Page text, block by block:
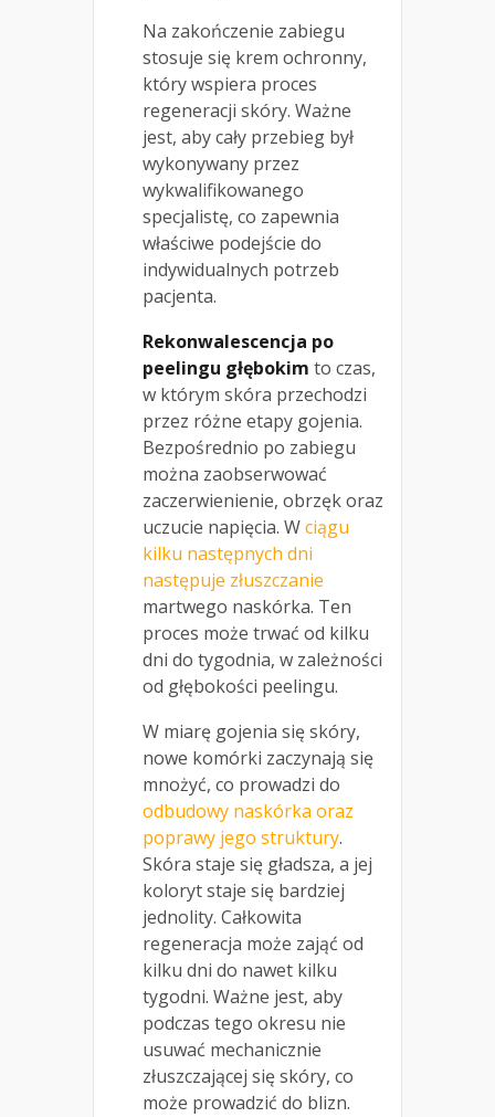
Na zakończenie zabiegu
stosuje się krem ochronny,
który wspiera proces
regeneracji skóry. Ważne
jest, aby cały przebieg był
wykonywany przez
wykwalifikowanego
specjalistę, co zapewnia
właściwe podejście do
indywidualnych potrzeb
pacjenta.
Rekonwalescencja po
peelingu głębokim to czas,
w którym skóra przechodzi
przez różne etapy gojenia.
Bezpośrednio po zabiegu
można zaobserwować
zaczerwienienie, obrzęk oraz
uczucie napięcia. Wciągu
kilku następnych dni
następuje złuszczanie
martwego naskórka. Ten
proces może trwać od kilku
dni do tygodnia, w zależności
od głębokości peelingu.
W miarę gojenia się skóry,
nowe komórki zaczynają się
mnożyć, co prowadzi do
odbudowy naskórka oraz
poprawy jego struktury.
Skóra staje się gładsza, a jej
koloryt staje się bardziej
jednolity. Całkowita
regeneracja może zająć od
kilku dni do nawet kilku
tygodni. Ważne jest, aby
podczas tego okresu nie
usuwać mechanicznie
złuszczającej się skóry, co
może prowadzić do blizn.